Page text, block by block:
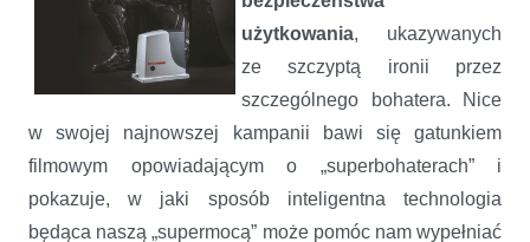
użytkowania, ukazywanych
ze szczyptą ironii przez
szczególnego bohatera. Nice
w swojej najnowszej kampanii bawi się gatunkiem
filmowym opowiadającym o „superbohaterach” i
pokazuje, w jaki sposób inteligentna technologia
będąca naszą „supermocą” może pomóc nam wypełniać